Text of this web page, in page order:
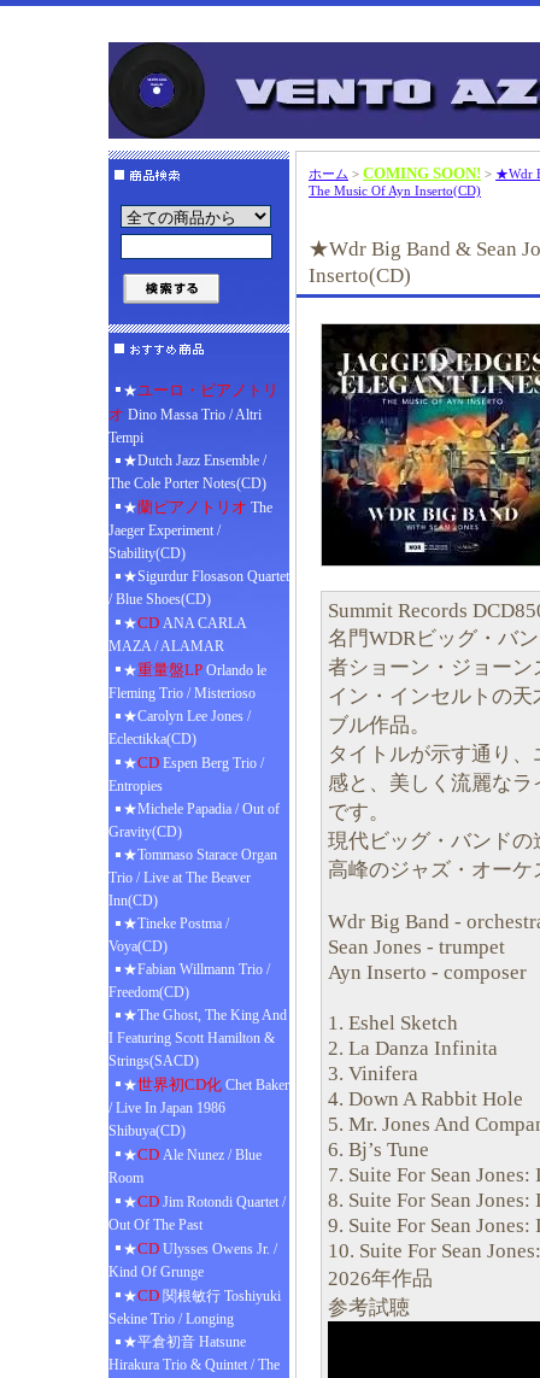
★ユーロ・ピアノトリ
オ Dino Massa Trio / Altri
Tempi
★Dutch Jazz Ensemble /
The Cole Porter Notes(CD)
★蘭ピアノトリオ The
Jaeger Experiment /
Stability(CD)
★Sigurdur Flosason Quartet
/ Blue Shoes(CD)
★CD ANA CARLA
MAZA / ALAMAR
★重量盤LP Orlando le
Fleming Trio / Misterioso
★Carolyn Lee Jones /
Eclectikka(CD)
★CD Espen Berg Trio /
Entropies
★Michele Papadia / Out of
Gravity(CD)
★Tommaso Starace Organ
Trio / Live at The Beaver
Inn(CD)
★Tineke Postma /
Voya(CD)
★Fabian Willmann Trio /
Freedom(CD)
★The Ghost, The King And
I Featuring Scott Hamilton &
Strings(SACD)
★世界初CD化 Chet Baker
/ Live In Japan 1986
Shibuya(CD)
★CD Ale Nunez / Blue
Room
★CD Jim Rotondi Quartet /
Out Of The Past
★CD Ulysses Owens Jr. /
Kind Of Grunge
★CD 関根敏行 Toshiyuki
Sekine Trio / Longing
★平倉初音 Hatsune
Hirakura Trio & Quintet / The
ホーム > COMING SOON! > ★Wdr
The Music Of Ayn Inserto(CD)
★Wdr Big Band & Sean
Inserto(CD)
Summit Records
名門WDRビッグ・バ
者ショーン・ジョー
イン・インセルトの
ブル作品。
タイトルが示す通り
感と、美しく流麗な
です。
現代ビッグ・バンド
高峰のジャズ・オー
Wdr Big Band -
Sean Jones - trumpet
Ayn Inserto - composer
1. Eshel Sketch
2. La Danza Infinita
3. Vinifera
4. Down A Rabbit Hole
5. Mr. Jones And
6. Bj’s Tune
7. Suite For Sean
8. Suite For Sean
9. Suite For Sean
10. Suite For Sean
2026年作品
参考試聴